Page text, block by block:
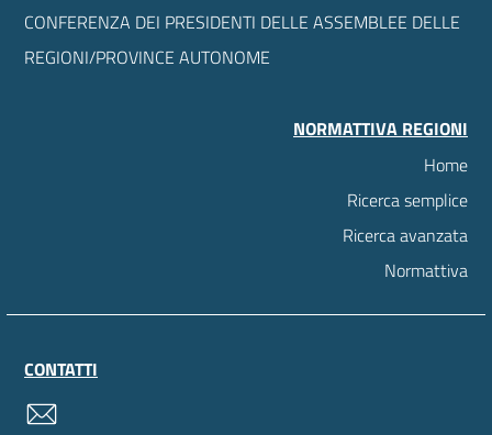
CONFERENZA DEI PRESIDENTI DELLE ASSEMBLEE DELLE
REGIONI/PROVINCE AUTONOME
NORMATTIVA REGIONI
Home
Ricerca semplice
Ricerca avanzata
Normattiva
CONTATTI